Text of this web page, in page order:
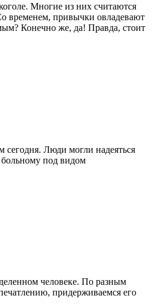
Многие из них считаются
временем, привычки овладевают
Конечно же, да! Правда, стоит
сегодня. Люди могли надеяться
больному под видом
человеке. По разным
придерживаемся его